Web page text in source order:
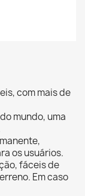
com mais de
mundo, uma
os usuários.
fáceis de
Em caso